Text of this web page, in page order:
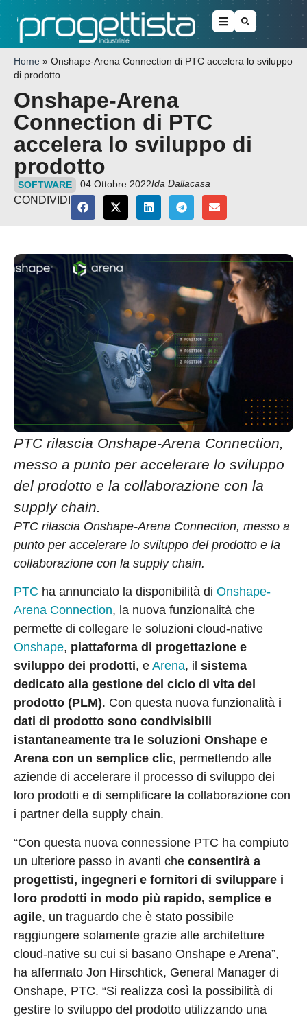
Home » Onshape-Arena Connection di PTC accelera lo sviluppo
di prodotto
Onshape-Arena
Connection di PTC
accelera lo sviluppo di
prodotto
SOFTWARE 04 Ottobre 2022Ida Dallacasa
CONDIVIDI
PTC rilascia Onshape-Arena Connection,
messo a punto per accelerare lo sviluppo
del prodotto e la collaborazione con la
supply chain.
PTC rilascia Onshape-Arena Connection, messo a
punto per accelerare lo sviluppo del prodotto e la
collaborazione con la supply chain.
PTC ha annunciato la disponibilità di Onshape-
Arena Connection, la nuova funzionalità che
permette di collegare le soluzioni cloud-native
Onshape, piattaforma di progettazione e
sviluppo dei prodotti, e Arena, il sistema
dedicato alla gestione del ciclo di vita del
prodotto (PLM). Con questa nuova funzionalità i
dati di prodotto sono condivisibili
istantaneamente tra le soluzioni Onshape e
Arena con un semplice clic, permettendo alle
aziende di accelerare il processo di sviluppo dei
loro prodotti e di semplificare la collaborazione con
i partner della supply chain.
“Con questa nuova connessione PTC ha compiuto
un ulteriore passo in avanti che consentirà a
progettisti, ingegneri e fornitori di sviluppare i
loro prodotti in modo più rapido, semplice e
agile, un traguardo che è stato possibile
raggiungere solamente grazie alle architetture
cloud-native su cui si basano Onshape e Arena”,
ha affermato Jon Hirschtick, General Manager di
Onshape, PTC. “Si realizza così la possibilità di
gestire lo sviluppo del prodotto utilizzando una